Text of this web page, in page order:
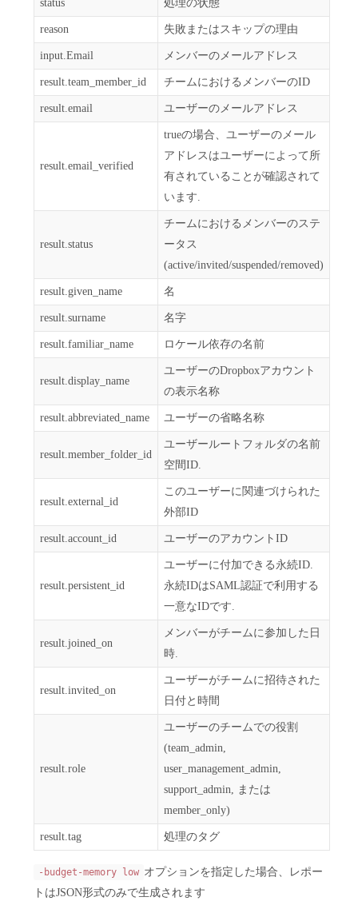
status 処理の状態
reason 失敗またはスキップの理由
input.Email メンバーのメールアドレス
result.team_member_id チームにおけるメンバーのID
result.email ユーザーのメールアドレス
result.email_verified
trueの場合、ユーザーのメール
アドレスはユーザーによって所
有されていることが確認されて
います.
result.status
チームにおけるメンバーのステ
ータス
(active/invited/suspended/removed)
result.given_name 名
result.surname 名字
result.familiar_name ロケール依存の名前
result.display_name
ユーザーのDropboxアカウント
の表示名称
result.abbreviated_name ユーザーの省略名称
result.member_folder_id
ユーザールートフォルダの名前
空間ID.
result.external_id
このユーザーに関連づけられた
外部ID
result.account_id ユーザーのアカウントID
result.persistent_id
ユーザーに付加できる永続ID.
永続IDはSAML認証で利用する
一意なIDです.
result.joined_on
メンバーがチームに参加した日
時.
result.invited_on
ユーザーがチームに招待された
日付と時間
result.role
ユーザーのチームでの役割
(team_admin,
user_management_admin,
support_admin, または
member_only)
result.tag 処理のタグ
-budget-memory low オプションを指定した場合、レポー
トはJSON形式のみで生成されます